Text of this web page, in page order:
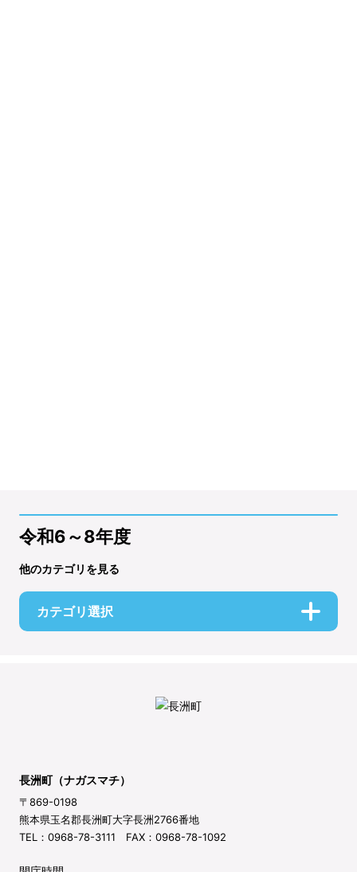
令和6～8年度
他のカテゴリを見る
カテゴリ選択
長洲町（ナガスマチ）
〒869-0198
熊本県玉名郡長洲町大字長洲2766番地
TEL：0968-78-3111 FAX：0968-78-1092